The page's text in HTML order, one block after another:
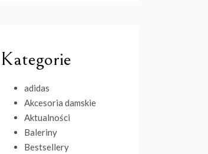
Kategorie
adidas
Akcesoria damskie
Aktualności
Baleriny
Bestsellery